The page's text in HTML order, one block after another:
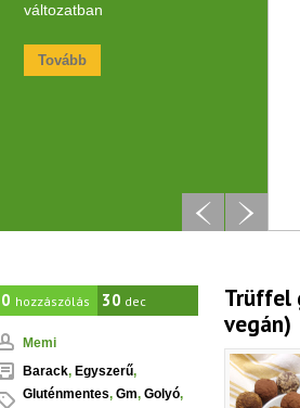
változatban
Tovább
0 hozzászólás 30 dec
Memi
Barack, Egyszerű,
Gluténmentes, Gm, Golyó,
Trüffel
vegán)